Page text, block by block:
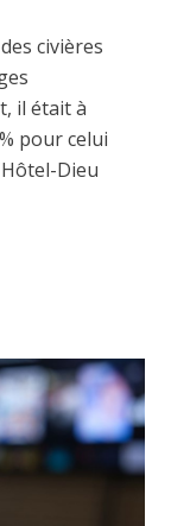
civières
il était à
pour celui
Dieu